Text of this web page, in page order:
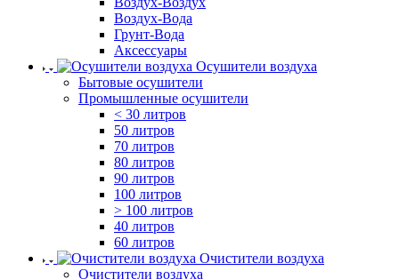
Воздух-Вода
Грунт-Вода
Аксессуары
Осушители воздуха
Бытовые осушители
Промышленные осушители
< 30 литров
50 литров
70 литров
80 литров
90 литров
100 литров
> 100 литров
40 литров
60 литров
Очистители воздуха
Очистители воздуха